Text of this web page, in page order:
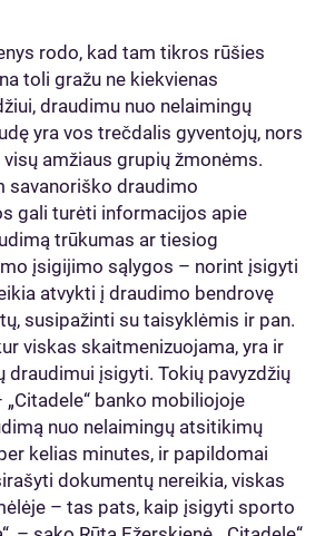
rodo, kad tam tikros rūšies
toli gražu ne kiekvienas
draudimu nuo nelaimingų
yra vos trečdalis gyventojų, nors
amžiaus grupių žmonėms.
savanoriško draudimo
gali turėti informacijos apie
trūkumas ar tiesiog
įsigijimo sąlygos – norint įsigyti
atvykti į draudimo bendrovę
susipažinti su taisyklėmis ir pan.
viskas skaitmenizuojama, yra ir
draudimui įsigyti. Tokių pavyzdžių
banko mobiliojoje
nuo nelaimingų atsitikimų
kelias minutes, ir papildomai
dokumentų nereikia, viskas
– tas pats, kaip įsigyti sporto